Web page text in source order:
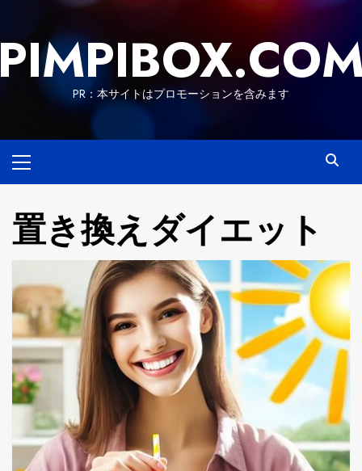
content
PR：本サイトはプロモーションを含みます
Menu
置き換えダイエット